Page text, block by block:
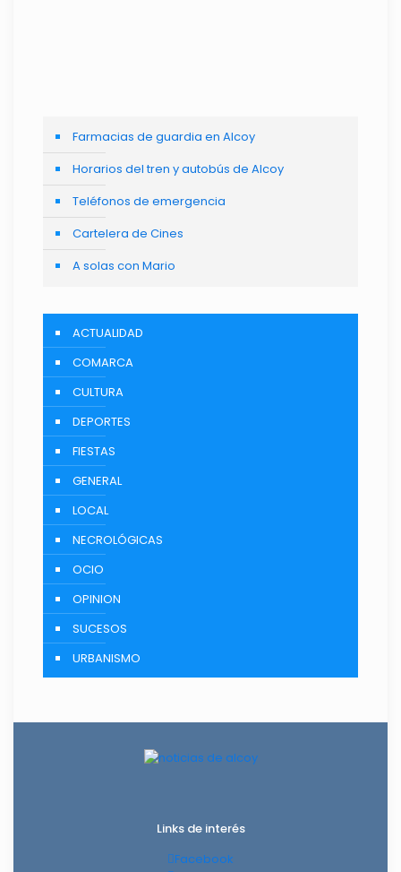
Farmacias de guardia en Alcoy
Horarios del tren y autobús de Alcoy
Teléfonos de emergencia
Cartelera de Cines
A solas con Mario
ACTUALIDAD
COMARCA
CULTURA
DEPORTES
FIESTAS
GENERAL
LOCAL
NECROLÓGICAS
OCIO
OPINION
SUCESOS
URBANISMO
Links de interés
Facebook